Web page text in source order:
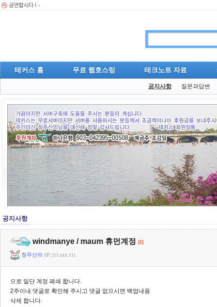
테커스 홈 무료 웹호스팅 테크노트 자료
공지사항 질문과답변
공지사항
windmanye / maum 휴먼계정 [1]
청주산의 (IP:211.xxx.11)
으로 일단 계정 폐쇄 합니다.
2주이내 댓글로 확인해 주시고 댓글 없으시면 백업내용
삭제 합니다.